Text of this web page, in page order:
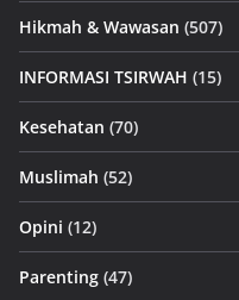
Hikmah & Wawasan (507)
INFORMASI TSIRWAH (15)
Kesehatan (70)
Muslimah (52)
Opini (12)
Parenting (47)